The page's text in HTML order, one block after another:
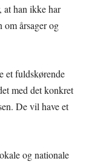
at han ikke har
om årsager og
et fuldskørende
med det konkret
De vil have et
og nationale